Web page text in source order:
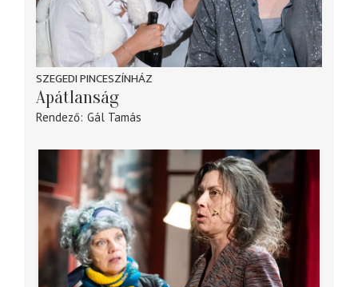
SZEGEDI PINCESZÍNHÁZ
Apátlanság
Rendező Gál Tamás